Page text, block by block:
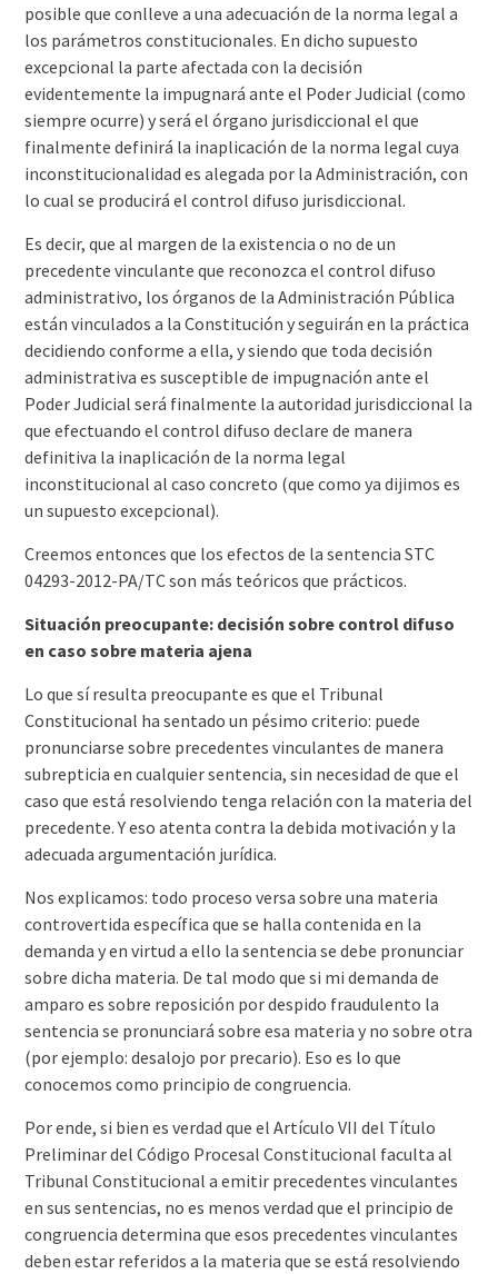
posible que conlleve a una adecuación de la norma legal a
los parámetros constitucionales. En dicho supuesto
excepcional la parte afectada con la decisión
evidentemente la impugnará ante el Poder Judicial (como
siempre ocurre) y será el órgano jurisdiccional el que
finalmente definirá la inaplicación de la norma legal cuya
inconstitucionalidad es alegada por la Administración, con
lo cual se producirá el control difuso jurisdiccional.
Es decir, que al margen de la existencia o no de un
precedente vinculante que reconozca el control difuso
administrativo, los órganos de la Administración Pública
están vinculados a la Constitución y seguirán en la práctica
decidiendo conforme a ella, y siendo que toda decisión
administrativa es susceptible de impugnación ante el
Poder Judicial será finalmente la autoridad jurisdiccional la
que efectuando el control difuso declare de manera
definitiva la inaplicación de la norma legal
inconstitucional al caso concreto (que como ya dijimos es
un supuesto excepcional).
Creemos entonces que los efectos de la sentencia STC
04293-2012-PA/TC son más teóricos que prácticos.
Situación preocupante: decisión sobre control difuso
en caso sobre materia ajena
Lo que sí resulta preocupante es que el Tribunal
Constitucional ha sentado un pésimo criterio: puede
pronunciarse sobre precedentes vinculantes de manera
subrepticia en cualquier sentencia, sin necesidad de que el
caso que está resolviendo tenga relación con la materia del
precedente. Y eso atenta contra la debida motivación y la
adecuada argumentación jurídica.
Nos explicamos: todo proceso versa sobre una materia
controvertida específica que se halla contenida en la
demanda y en virtud a ello la sentencia se debe pronunciar
sobre dicha materia. De tal modo que si mi demanda de
amparo es sobre reposición por despido fraudulento la
sentencia se pronunciará sobre esa materia y no sobre otra
(por ejemplo: desalojo por precario). Eso es lo que
conocemos como principio de congruencia.
Por ende, si bien es verdad que el Artículo VII del Título
Preliminar del Código Procesal Constitucional faculta al
Tribunal Constitucional a emitir precedentes vinculantes
en sus sentencias, no es menos verdad que el principio de
congruencia determina que esos precedentes vinculantes
deben estar referidos a la materia que se está resolviendo